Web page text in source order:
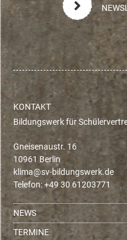
KONTAKT
Bildungswerk für
Gneisenaustr. 16
10961 Berlin
ed.krewsgnudlib-vs@amilk
Telefon: +49 30 61203771
NEWS
TERMINE